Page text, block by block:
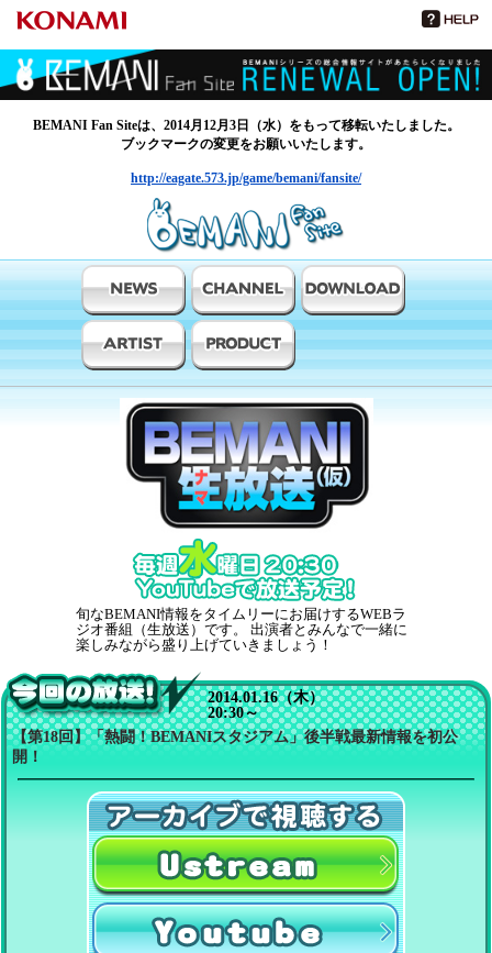
BEMANI Fan Siteは、2014月12月3日（水）をもって移転いたしました。
ブックマークの変更をお願いいたします。
http://eagate.573.jp/game/bemani/fansite/
BEMANIファンサイト
BEMANI 生放送（仮）
旬なBEMANI情報をタイムリーにお届けするWEBラ
ジオ番組（生放送）です。 出演者とみんなで一緒に
楽しみながら盛り上げていきましょう！
今回の放送！
2014.01.16（木）
20:30～
【第18回】「熱闘！BEMANIスタジアム」後半戦最新情報を初公
開！
Ustreamで聴く